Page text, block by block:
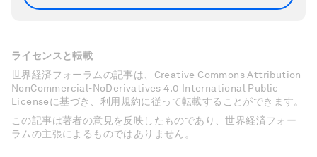
ライセンスと転載
世界経済フォーラムの記事は、Creative Commons Attribution-
NonCommercial-NoDerivatives 4.0 International Public
Licenseに基づき、利用規約に従って転載することができます。
この記事は著者の意見を反映したものであり、世界経済フォー
ラムの主張によるものではありません。